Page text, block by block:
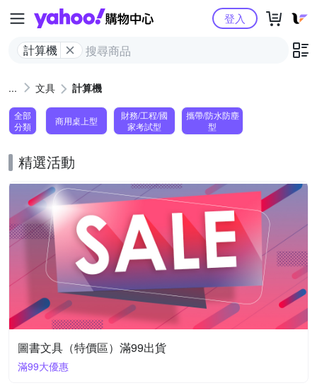
Yahoo購物中心
計算機
登入
文具 計算機
全部
分類
商用桌上型
財務/工程/國
家考試型
攜帶/防水防塵
型
精選活動
圖書文具（特價區）滿99出貨
滿99大優惠